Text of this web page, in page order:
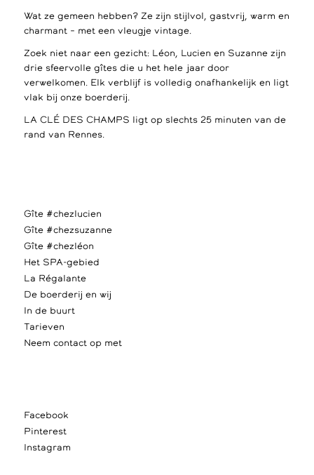
Wat ze gemeen hebben? Ze zijn stijlvol, gastvrij, warm en
charmant – met een vleugje vintage.
Zoek niet naar een gezicht: Léon, Lucien en Suzanne zijn
drie sfeervolle gîtes die u het hele jaar door
verwelkomen. Elk verblijf is volledig onafhankelijk en ligt
vlak bij onze boerderij.
LA CLÉ DES CHAMPS ligt op slechts 25 minuten van de
rand van Rennes.
Gîte #chezlucien
Gîte #chezsuzanne
Gîte #chezléon
Het SPA-gebied
La Régalante
De boerderij en wij
In de buurt
Tarieven
Neem contact op met
Facebook
Pinterest
Instagram